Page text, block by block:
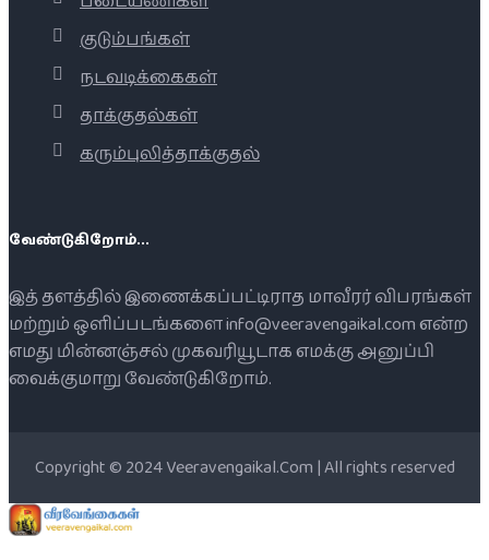
குடும்பங்கள்
நடவடிக்கைகள்
தாக்குதல்கள்
கரும்புலித்தாக்குதல்
வேண்டுகிறோம்...
இத் தளத்தில் இணைக்கப்பட்டிராத மாவீரர் விபரங்கள்
மற்றும் ஒளிப்படங்களை info@veeravengaikal.com என்ற
எமது மின்னஞ்சல் முகவரியூடாக எமக்கு அனுப்பி
வைக்குமாறு வேண்டுகிறோம்.
Copyright © 2024 Veeravengaikal.Com | All rights reserved